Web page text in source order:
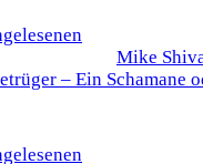
Mike
– Ein Schamane